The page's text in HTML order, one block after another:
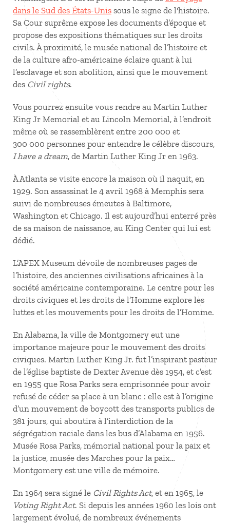
dans le Sud des États-Unis sous le signe de l'histoire.
Sa Cour suprême expose les documents d’époque et
propose des expositions thématiques sur les droits
civils. À proximité, le musée national de l’histoire et
de la culture afro-américaine éclaire quant à lui
l’esclavage et son abolition, ainsi que le mouvement
des Civil rights.
Vous pourrez ensuite vous rendre au Martin Luther
King Jr Memorial et au Lincoln Memorial, à l’endroit
même où se rassemblèrent entre 200 000 et
300 000 personnes pour entendre le célèbre discours,
I have a dream, de Martin Luther King Jr en 1963.
À Atlanta se visite encore la maison où il naquit, en
1929. Son assassinat le 4 avril 1968 à Memphis sera
suivi de nombreuses émeutes à Baltimore,
Washington et Chicago. Il est aujourd’hui enterré près
de sa maison de naissance, au King Center qui lui est
dédié.
L’APEX Museum dévoile de nombreuses pages de
l’histoire, des anciennes civilisations africaines à la
société américaine contemporaine. Le centre pour les
droits civiques et les droits de l’Homme explore les
luttes et les mouvements pour les droits de l’Homme.
En Alabama, la ville de Montgomery eut une
importance majeure pour le mouvement des droits
civiques. Martin Luther King Jr. fut l’inspirant pasteur
de l’église baptiste de Dexter Avenue dès 1954, et c’est
en 1955 que Rosa Parks sera emprisonnée pour avoir
refusé de céder sa place à un blanc : elle est à l’origine
d’un mouvement de boycott des transports publics de
381 jours, qui aboutira à l’interdiction de la
ségrégation raciale dans les bus d’Alabama en 1956.
Musée Rosa Parks, mémorial national pour la paix et
la justice, musée des Marches pour la paix…
Montgomery est une ville de mémoire.
En 1964 sera signé le Civil Rights Act, et en 1965, le
Voting Right Act. Si depuis les années 1960 les lois ont
largement évolué, de nombreux événements